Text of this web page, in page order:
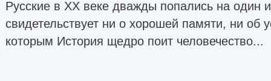
Русские в ХХ веке дважды попались на один
свидетельствует ни о хорошей памяти, ни об
которым История щедро поит человечество...